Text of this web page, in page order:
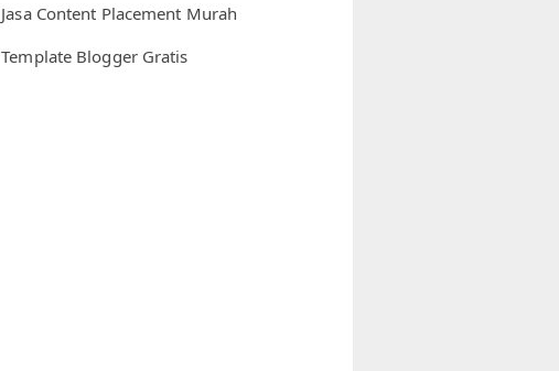
Jasa Content Placement Murah
Template Blogger Gratis